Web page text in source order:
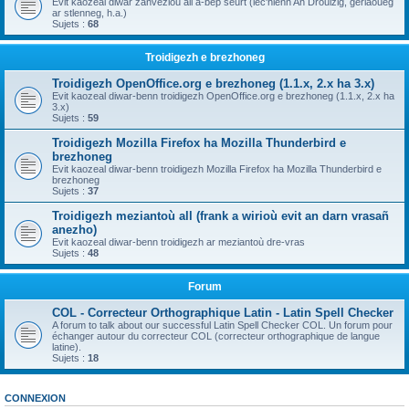
ar stlenneg, h.a.)
Sujets : 68
Troidigezh e brezhoneg
Troidigezh OpenOffice.org e brezhoneg (1.1.x, 2.x ha 3.x)
Evit kaozeal diwar-benn troidigezh OpenOffice.org e brezhoneg (1.1.x, 2.x ha
3.x)
Sujets : 59
Troidigezh Mozilla Firefox ha Mozilla Thunderbird e
brezhoneg
Evit kaozeal diwar-benn troidigezh Mozilla Firefox ha Mozilla Thunderbird e
brezhoneg
Sujets : 37
Troidigezh meziantoù all (frank a wirioù evit an darn vrasañ
anezho)
Evit kaozeal diwar-benn troidigezh ar meziantoù dre-vras
Sujets : 48
Forum
COL - Correcteur Orthographique Latin - Latin Spell Checker
A forum to talk about our successful Latin Spell Checker COL. Un forum pour
échanger autour du correcteur COL (correcteur orthographique de langue
latine).
Sujets : 18
CONNEXION